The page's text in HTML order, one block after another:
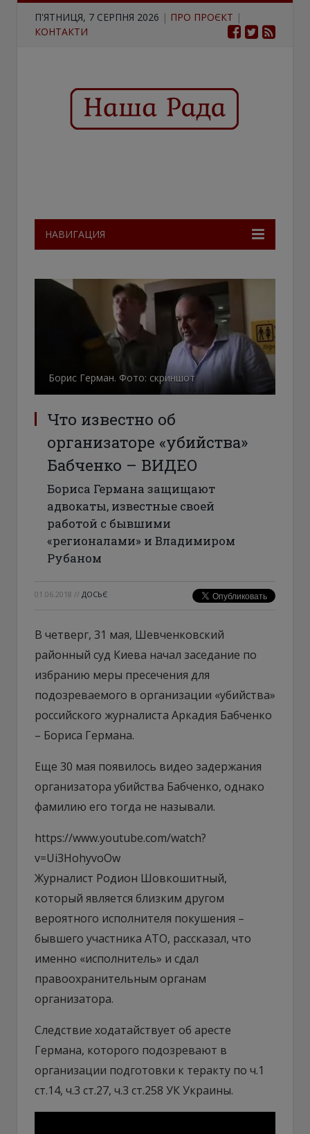
П'ЯТНИЦЯ, 7 СЕРПНЯ 2026 | ПРО ПРОЄКТ |
КОНТАКТИ
НАВИГАЦИЯ
Борис Герман. Фото: скриншот
Что известно об
организаторе «убийства»
Бабченко – ВИДЕО
Бориса Германа защищают
адвокаты, известные своей
работой с бывшими
«регионалами» и Владимиром
Рубаном
01.06.2018 // ДОСЬЄ
В четверг, 31 мая, Шевченковский
районный суд Киева начал заседание по
избранию меры пресечения для
подозреваемого в организации «убийства»
российского журналиста Аркадия Бабченко
– Бориса Германа.
Еще 30 мая появилось видео задержания
организатора убийства Бабченко, однако
фамилию его тогда не называли.
https://www.youtube.com/watch?
v=Ui3HohyvoOw
Журналист Родион Шовкошитный,
который является близким другом
вероятного исполнителя покушения –
бывшего участника АТО, рассказал, что
именно «исполнитель» и сдал
правоохранительным органам
организатора.
Следствие ходатайствует об аресте
Германа, которого подозревают в
организации подготовки к теракту по ч.1
ст.14, ч.3 ст.27, ч.3 ст.258 УК Украины.